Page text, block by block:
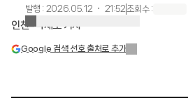
발행 : 2026.05.12 ・ 21:52 조회수:
인천=박재호 기자
Google 검색 선호 출처로 추가